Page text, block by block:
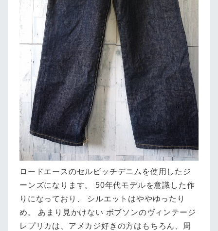
ロードエースのセルビッチデニムを使用したジ
ーンズになります。 50年代モデルを意識した作
りになっており、 シルエットはややゆったり
め。 あまり見かけない ボブソンのヴィンテージ
レプリカは、アメカジ好きの方はもちろん、周